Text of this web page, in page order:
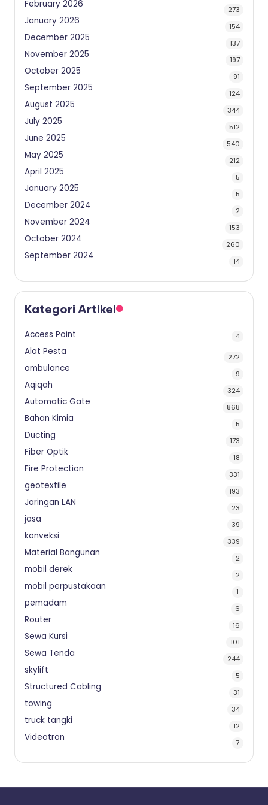
February 2026 273
January 2026 154
December 2025 137
November 2025 197
October 2025 91
September 2025 124
August 2025 344
July 2025 512
June 2025 540
May 2025 212
April 2025 5
January 2025 5
December 2024 2
November 2024 153
October 2024 260
September 2024 14
Kategori Artikel
Access Point 4
Alat Pesta 272
ambulance 9
Aqiqah 324
Automatic Gate 868
Bahan Kimia 5
Ducting 173
Fiber Optik 18
Fire Protection 331
geotextile 193
Jaringan LAN 23
jasa 39
konveksi 339
Material Bangunan 2
mobil derek 2
mobil perpustakaan 1
pemadam 6
Router 16
Sewa Kursi 101
Sewa Tenda 244
skylift 5
Structured Cabling 31
towing 34
truck tangki 12
Videotron 7